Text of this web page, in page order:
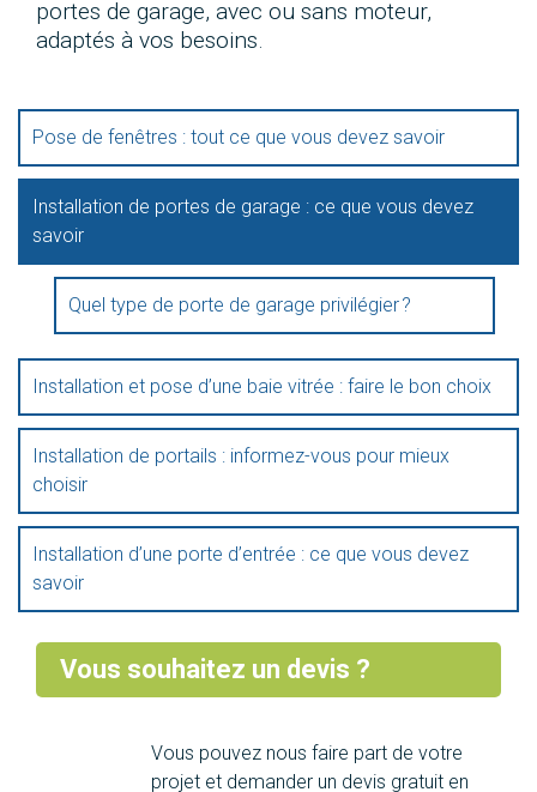
portes de garage, avec ou sans moteur,
adaptés à vos besoins.
Pose de fenêtres : tout ce que vous devez savoir
Installation de portes de garage : ce que vous devez
savoir
Quel type de porte de garage privilégier ?
Installation et pose d’une baie vitrée : faire le bon choix
Installation de portails : informez-vous pour mieux
choisir
Installation d’une porte d’entrée : ce que vous devez
savoir
Vous souhaitez un devis ?
Vous pouvez nous faire part de votre
projet et demander un devis gratuit en